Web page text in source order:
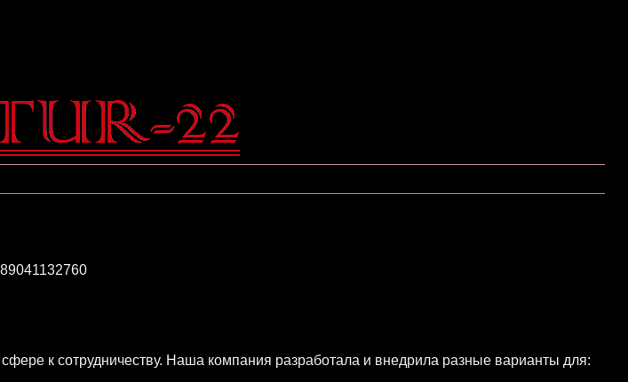
к сотрудничеству. Наша компания разработала и внедрила разные варианты для: